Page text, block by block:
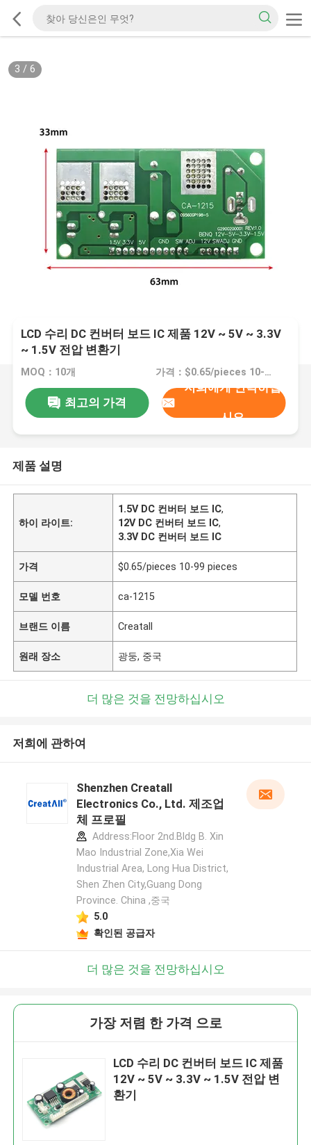
3 / 6
LCD 수리 DC 컨버터 보드 IC 제품 12V ~ 5V ~ 3.3V
~ 1.5V 전압 변환기
MOQ：10개 가격：$0.65/pieces 10-99 pieces
최고의 가격
저희에게 연락하십
시오
제품 설명
하이 라이트:
1.5V DC 컨버터 보드 IC,
12V DC 컨버터 보드 IC,
3.3V DC 컨버터 보드 IC
가격 $0.65/pieces 10-99 pieces
모델 번호 ca-1215
브랜드 이름 Creatall
원래 장소 광둥, 중국
더 많은 것을 전망하십시오
저희에 관하여
Shenzhen Creatall
Electronics Co., Ltd. 제조업
체 프로필
Address:Floor 2nd.Bldg B. Xin
Mao Industrial Zone,Xia Wei
Industrial Area, Long Hua District,
Shen Zhen City,Guang Dong
Province. China ,중국
5.0
확인된 공급자
더 많은 것을 전망하십시오
가장 저렴 한 가격 으로
LCD 수리 DC 컨버터 보드 IC 제품
12V ~ 5V ~ 3.3V ~ 1.5V 전압 변
환기